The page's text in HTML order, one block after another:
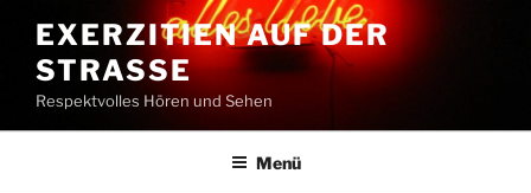
Inhalt
springen
EXERZITIEN AUF DER
STRASSE
Respektvolles Hören und Sehen
Menü